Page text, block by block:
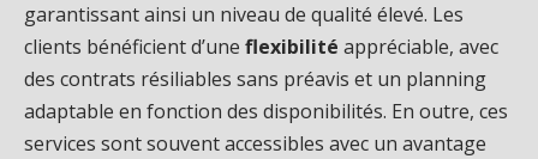
garantissant ainsi un niveau de qualité élevé. Les
clients bénéficient d’une flexibilité appréciable, avec
des contrats résiliables sans préavis et un planning
adaptable en fonction des disponibilités. En outre, ces
services sont souvent accessibles avec un avantage